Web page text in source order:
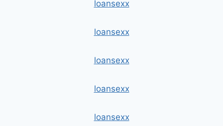
loansexx
loansexx
loansexx
loansexx
loansexx